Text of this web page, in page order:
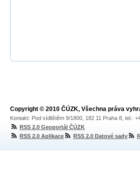
Copyright © 2010 ČÚZK, Všechna práva
Kontakt: Pod sídlištěm 9/1800, 182 11 Praha 8, tel.:
RSS 2.0 Geoportál ČÚZK
RSS 2.0 Aplikace
RSS 2.0 Datové sady